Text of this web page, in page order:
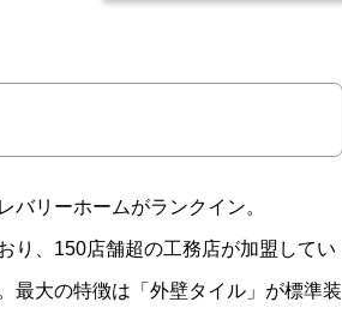
バリーホームがランクイン。
り、150店舗超の工務店が加盟してい
最大の特徴は「外壁タイル」が標準装